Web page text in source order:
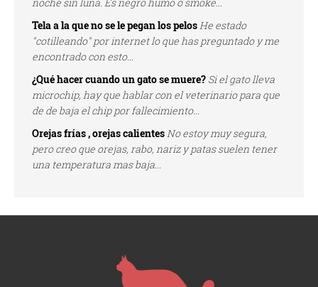
Tela a la que no se le pegan los pelosHe estado
"cotilleando" por internet lo que has preguntado y me
encontrado con esto...
¿Qué hacer cuando un gato se muere? Si el gato lleva
microchip, hay que hablar con el veterinario para que
de de baja el chip por fallecimiento...
Orejas frías , orejas calientesNo estoy muy segura,
pero creo que orejas, rabo, nariz y patas suelen tener
una temperatura mas baja...